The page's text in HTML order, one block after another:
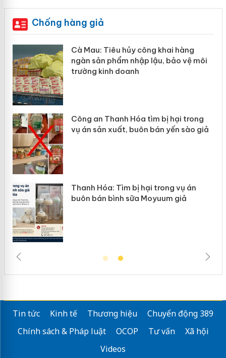
Chống hàng giả
Cà Mau: Tiêu hủy công khai hàng
ngàn sản phẩm nhập lậu, bảo vệ môi
trường kinh doanh
Công an Thanh Hóa tìm bị hại trong
vụ án sản xuất, buôn bán yến sào giả
Thanh Hóa: Tìm bị hại trong vụ án
buôn bán bình sữa Moyuum giả
Tin tức Kinh tế Thương hiệu
Chuyển động 389
Chính sách & Pháp luật
OCOP Tư vấn
Xã hội
Videos